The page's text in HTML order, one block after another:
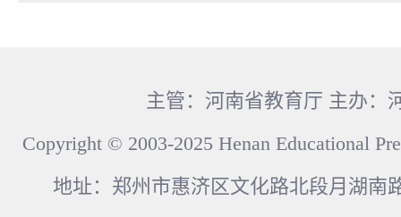
主管：河南省教育厅 主办：
Copyright © 2003-2025 Henan Educational
地址：郑州市惠济区文化路北段月湖南